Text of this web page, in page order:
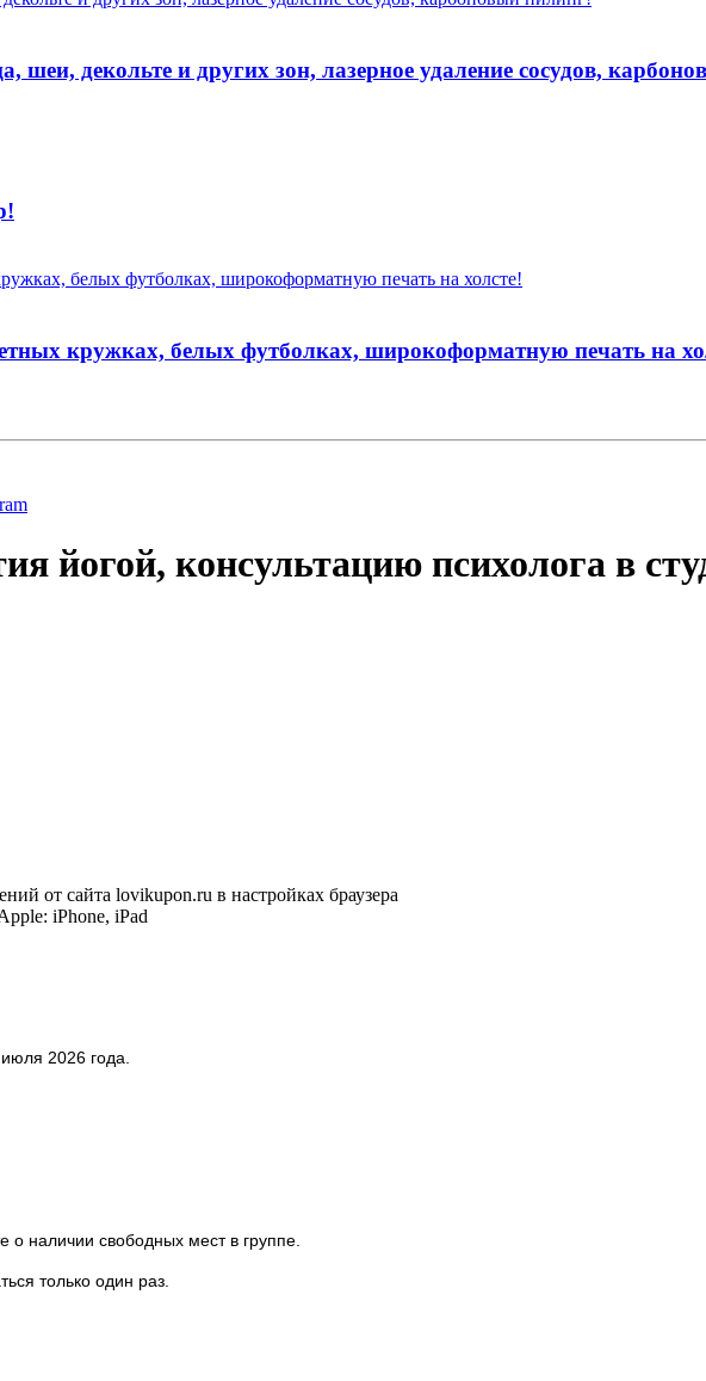
шеи, декольте и других зон, лазерное удаление сосудов,
кружках, белых футболках, широкоформатную печать на
йогой, консультацию психолога в
от сайта lovikupon.ru в настройках браузера
iPhone, iPad
2026 года.
о наличии свободных мест в группе.
только один раз.